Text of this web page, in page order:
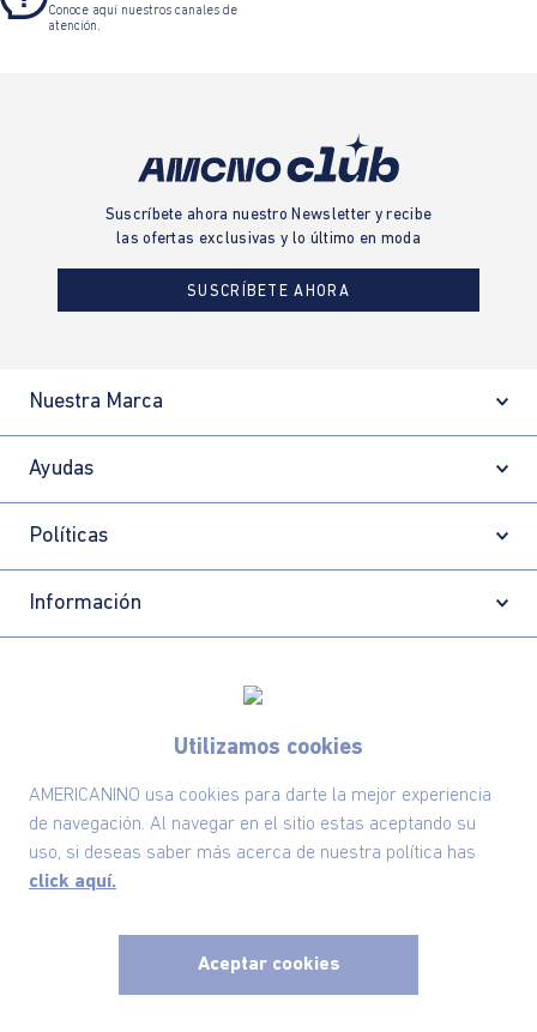
Utilizamos cookies
AMERICANINO usa cookies para darte la mejor experiencia
de navegación. Al navegar en el sitio estas aceptando su
uso, si deseas saber más acerca de nuestra política has
click aquí.
Aceptar cookies
Conoce aquí nuestros canales de
atención.
Suscríbete ahora nuestro Newsletter y recibe
las ofertas exclusivas y lo último en moda
SUSCRÍBETE AHORA
Nuestra Marca
Ayudas
Políticas
Información
Comodin S.A.S | NIT: 800.069.933-6©2025 Americanino, todos los derechos reservados